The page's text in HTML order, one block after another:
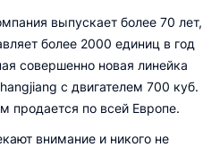
выпускает более 70 лет,
более 2000 единиц в год
совершенно новая линейка
с двигателем 700 куб.
по всей Европе.
внимание и никого не